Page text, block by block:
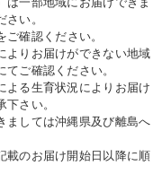
い。
ご確認ください。
よりお届けができない地域
ご確認ください。
よる生育状況によりお届け
さい。
ましては沖縄県及び離島へ
載のお届け開始日以降に順